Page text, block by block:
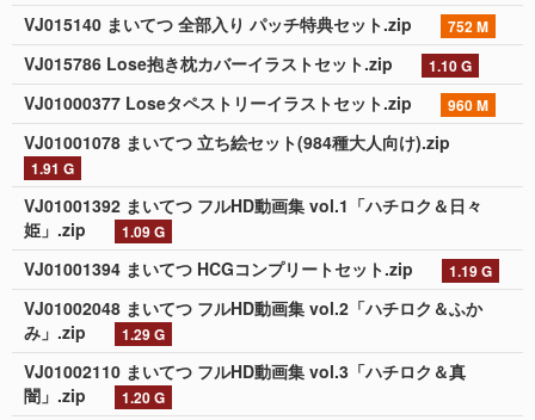
VJ015140 まいてつ 全部入り パッチ特典セット.zip 752 M
VJ015786 Lose抱き枕カバーイラストセット.zip 1.10 G
VJ01000377 Loseタペストリーイラストセット.zip 960 M
VJ01001078 まいてつ 立ち絵セット(984種大人向け).zip
1.91 G
VJ01001392 まいてつ フルHD動画集 vol.1「ハチロク＆日々
姫」.zip
1.09 G
VJ01001394 まいてつ HCGコンプリートセット.zip 1.19 G
VJ01002048 まいてつ フルHD動画集 vol.2「ハチロク＆ふか
み」.zip
1.29 G
VJ01002110 まいてつ フルHD動画集 vol.3「ハチロク＆真
闇」.zip
1.20 G